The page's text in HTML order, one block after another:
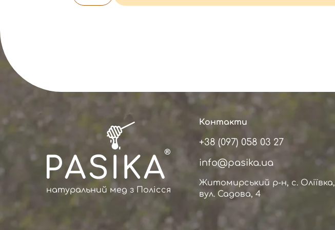
натуральний мед з Полісся
Контакти
+38 (097) 058 03 27
info@pasika.ua
Житомирський р-н, с. Оліївка,
вул. Садова, 4